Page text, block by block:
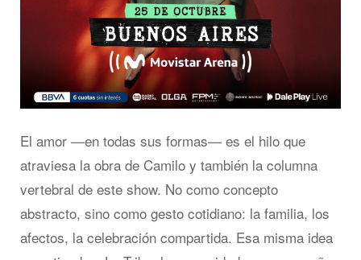
El amor —en todas sus formas— es el hilo que
atraviesa la obra de Camilo y también la columna
vertebral de este show. No como concepto
abstracto, sino como gesto cotidiano: la familia, los
afectos, la celebración compartida. Esa misma idea